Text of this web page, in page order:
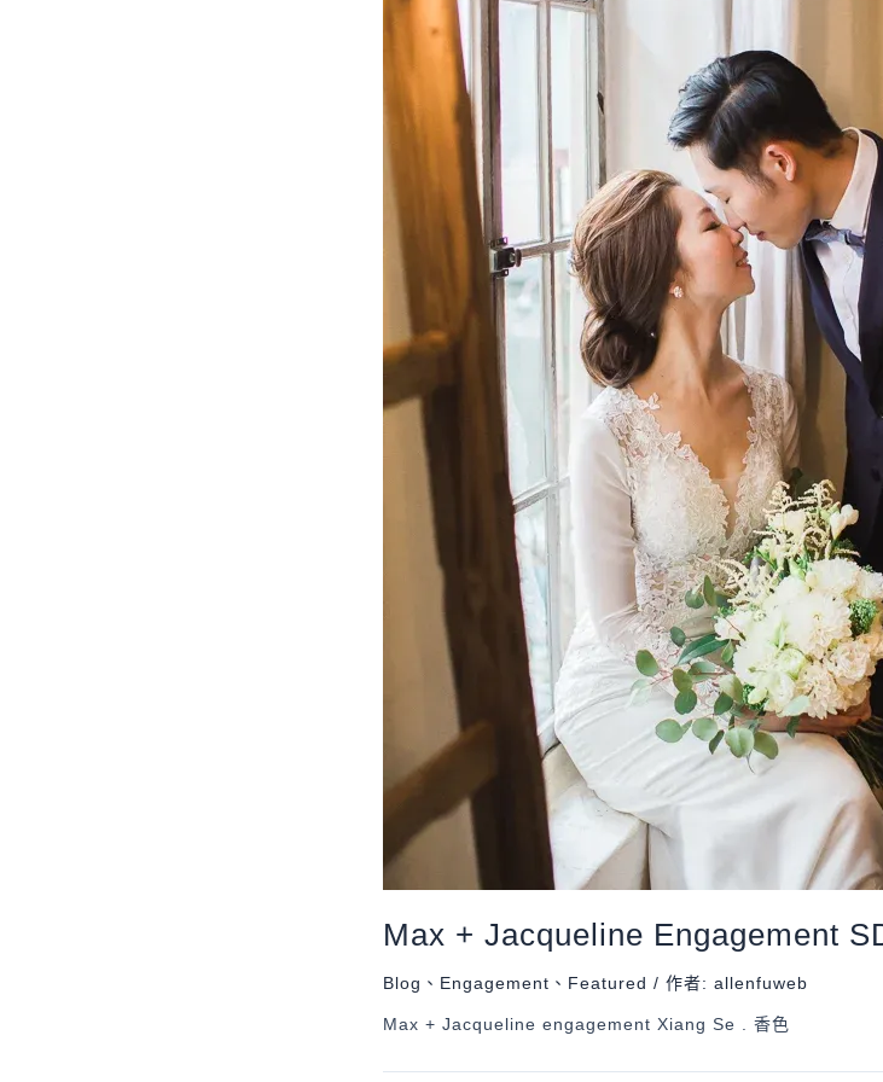
Max + Jacqueline Engagement
Blog 、 Engagement 、 Featured / 作者: allenfuweb
Max + Jacqueline engagement Xiang Se . 香色